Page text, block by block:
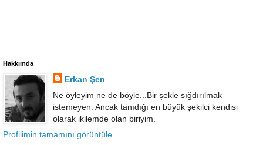
Hakkımda
Erkan Şen
Ne öyleyim ne de böyle...Bir şekle sığdırılmak
istemeyen. Ancak tanıdığı en büyük şekilci kendisi
olarak ikilemde olan biriyim.
Profilimin tamamını görüntüle